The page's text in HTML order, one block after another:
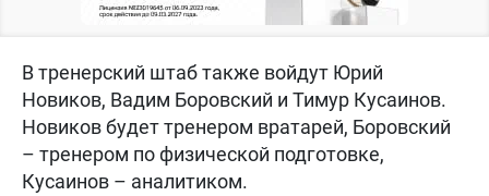
В тренерский штаб также войдут Юрий
Новиков, Вадим Боровский и Тимур Кусаинов.
Новиков будет тренером вратарей, Боровский
– тренером по физической подготовке,
Кусаинов – аналитиком.